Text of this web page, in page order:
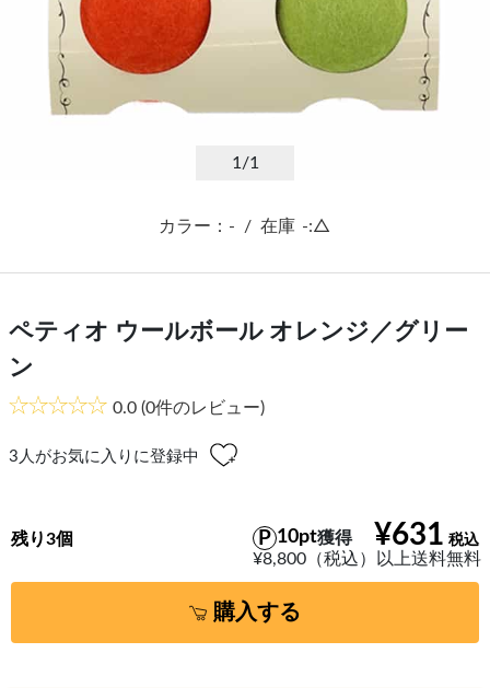
1/1
カラー：- / 在庫 -:△
ペティオ ウールボール オレンジ／グリー
ン
0.0 (0件のレビュー)
3 人がお気に入りに登録中
¥631
10pt獲得
¥8,800（税込）以上送料無料
残り3個
購入する